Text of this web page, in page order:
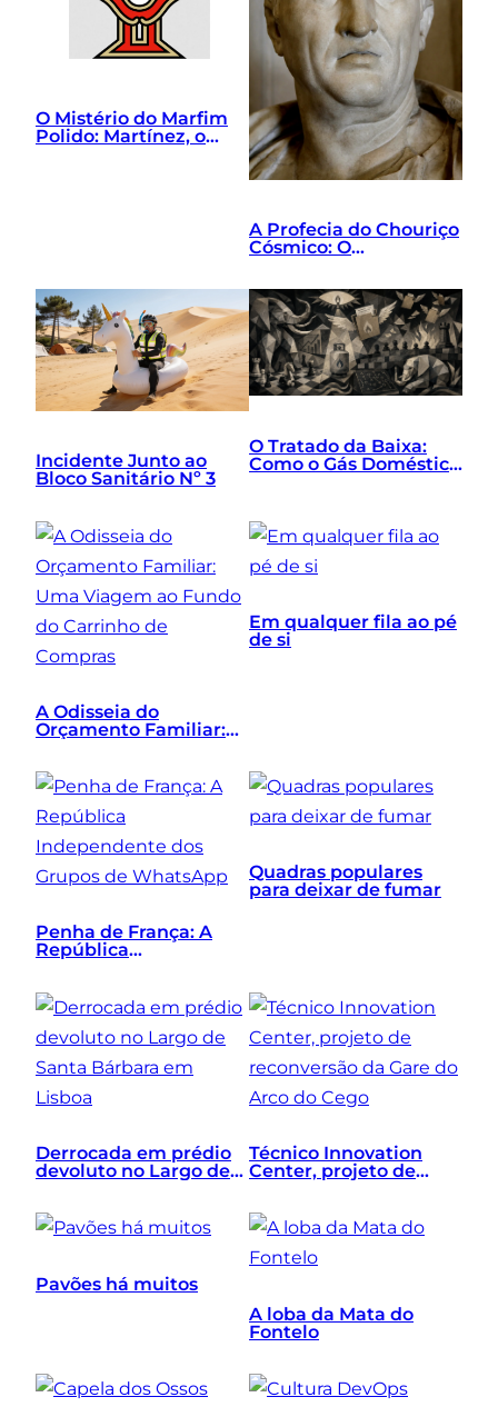
O Mistério do Marfim
Polido: Martínez, o
A Profecia do Chouriço
Cósmico: O
Incidente Junto ao
Bloco Sanitário Nº 3
O Tratado da Baixa:
Como o Gás Doméstico
Mentalidade
Vencedora e o Bloco
A Odisseia do
Orçamento Familiar:
Compras
Em qualquer fila ao pé
de si
Penha de França: A
República
Quadras populares
para deixar de fumar
Derrocada em prédio
devoluto no Largo de
Técnico Innovation
Center, projeto de
Pavões há muitos
A loba da Mata do
Fontelo